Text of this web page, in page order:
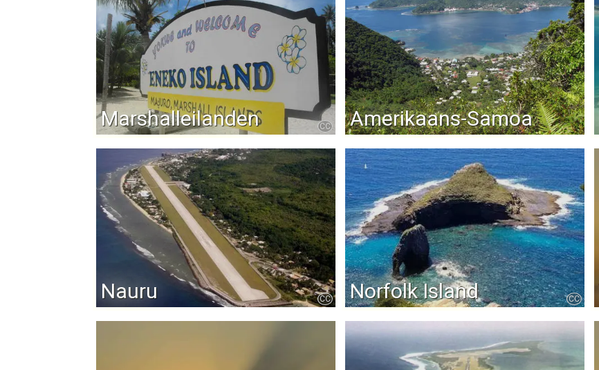
Marshalleilanden CC Amerikaans-Samoa
Nauru CC Norfolk Island CC